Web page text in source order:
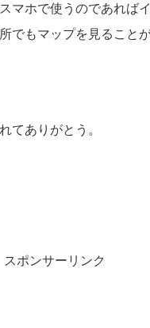
マホで使うのであれば
でもマップを見ること
てありがとう。
スポンサーリンク